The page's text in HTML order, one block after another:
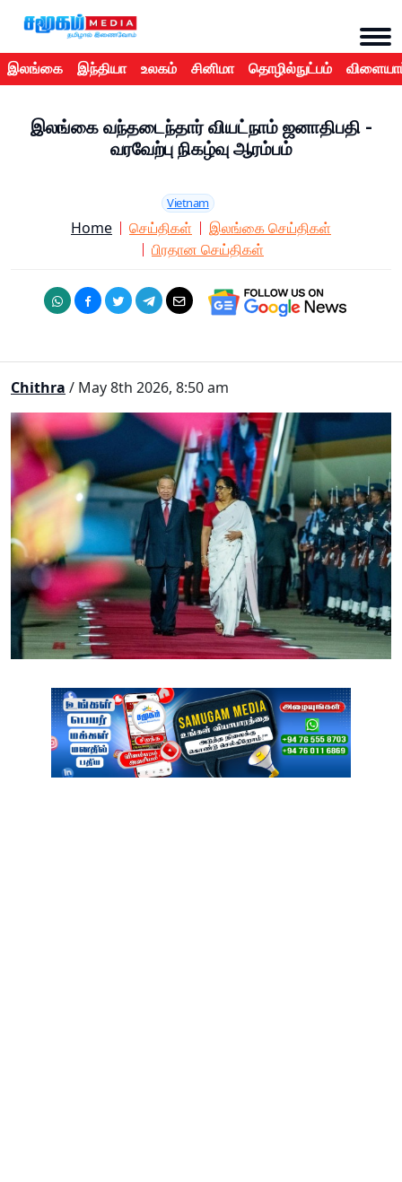
இலங்கை இந்தியா உலகம் சினிமா தொழில்நுட்பம்
இலங்கை வந்தடைந்தார் வியட்நாம் ஜனாதிபதி -
வரவேற்பு நிகழ்வு ஆரம்பம்
Vietnam
Home செய்திகள்
இலங்கை செய்திகள்
பிரதான செய்திகள்
Chithra / May 8th 2026, 8:50 am